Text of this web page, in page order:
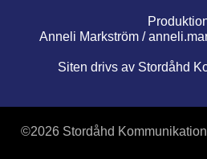
Anneli Markström /
Siten drivs av Stordåhd
©2026 Stordåhd